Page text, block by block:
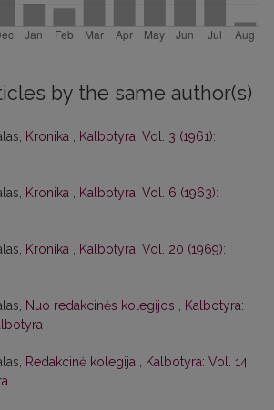
by the same author(s)
Kronika
Kalbotyra: Vol. 3 (1961):
Kronika
Kalbotyra: Vol. 6 (1963):
Kronika
Kalbotyra: Vol. 20 (1969):
Nuo redakcinės kolegijos
Kalbotyra:
Redakcinė kolegija
Kalbotyra: Vol. 14